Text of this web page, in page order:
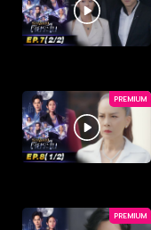
PREMIUM
PREMIUM